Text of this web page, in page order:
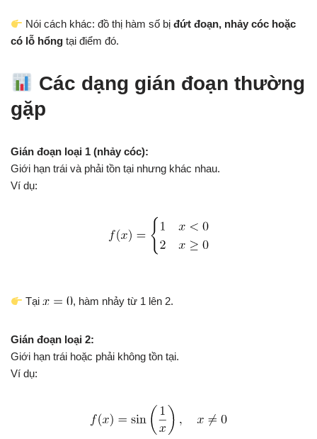
Nói cách khác: đồ thị hàm số bịđứt đoạn, nhảy cóc hoặc
có lỗ hổng tại điểm đó.
Các dạng gián đoạn thường
gặp
Gián đoạn loại 1 (nhảy cóc):
Giới hạn trái và phải tồn tại nhưng khác nhau.
Ví dụ:
Tại , hàm nhảy từ 1 lên 2.
Gián đoạn loại 2:
Giới hạn trái hoặc phải không tồn tại.
Ví dụ: